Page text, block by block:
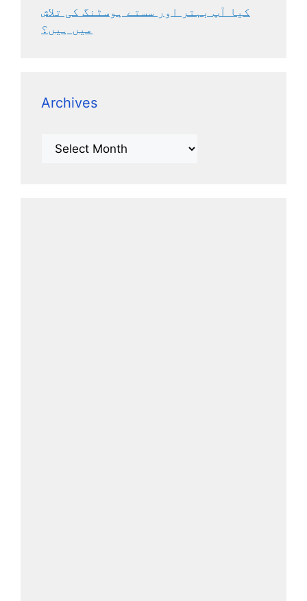
کیا آپ بہتر اور سستے ہوسٹنگ کی تلاش
میں ہیں؟
Archives
Archives